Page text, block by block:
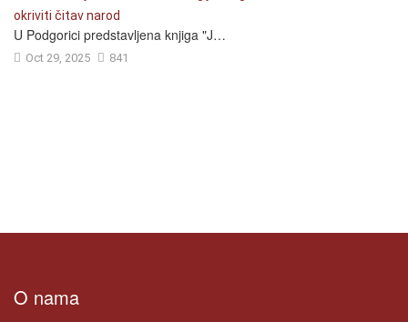
U Podgorici predstavljena knjiga "J…
Oct 29, 2025 841
O nama